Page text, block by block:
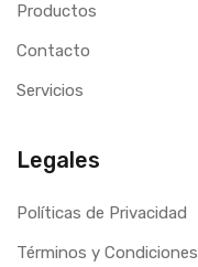
Productos
Contacto
Servicios
Legales
Políticas de Privacidad
Términos y Condiciones